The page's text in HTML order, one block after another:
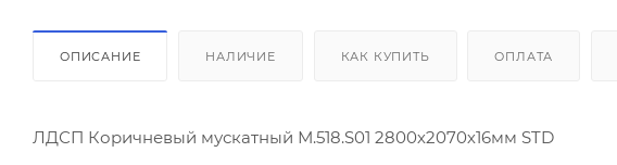
ОПИСАНИЕ НАЛИЧИЕ КАК КУПИТЬ ОПЛАТА
ЛДСП Коричневый мускатный М.518.S01 2800х2070х16мм STD